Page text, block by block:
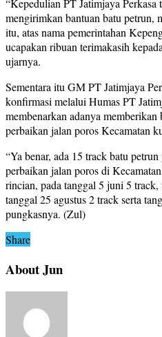
“Kepedulian PT Jatimjaya
mengirimkan bantuan batu petrun,
itu, atas nama pemerintahan
ucapakan ribuan terimakasih
ujarnya.
Sementara itu GM PT Jatimjaya
konfirmasi melalui Humas PT
membenarkan adanya
perbaikan jalan poros Kecamatan
“Ya benar, ada 15 track batu
perbaikan jalan poros di
rincian, pada tanggal 5 juni 5
tanggal 25 agustus 2 track serta
pungkasnya. (Zul)
Share
About Jun